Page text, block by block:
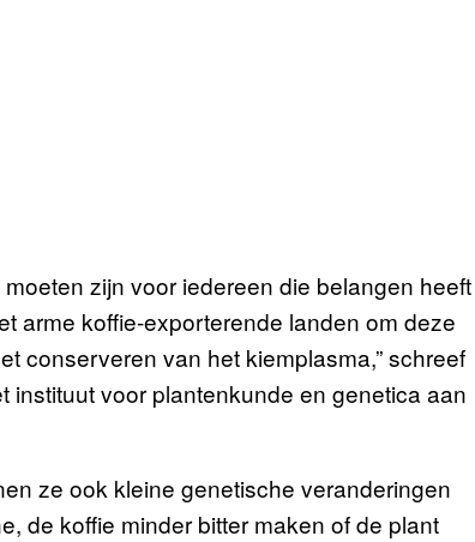
zijn voor iedereen die belangen heeft
arme koffie-exporterende landen om deze
conserveren van het kiemplasma,” schreef
instituut voor plantenkunde en genetica aan
ze ook kleine genetische veranderingen
de koffie minder bitter maken of de plant